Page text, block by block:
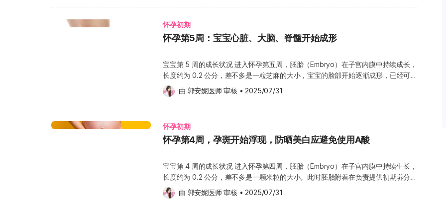
在产后自然消退。 大部分的怀孕期牙龈瘤最常出现在上排牙齿、靠近嘴唇一侧的区
域。除了怀孕初期因荷尔蒙变化所引起，这种牙龈增生也可能与口腔卫生有关，例如
牙菌斑累积、或配戴不合适的假牙等，都会增加出现妊娠期肉芽肿的风险。而且，即
使在怀孕期间进行切除治疗，这类牙龈瘤仍有可能再次复发。 一般来说，怀孕期的
出血，甚至影响到准妈妈的咀嚼或进食，就建议尽早向牙医求诊。 怀孕第 8 周的生
活与注意事项 建议准妈妈在怀孕初期，最好在第 1 周就进行一次详细的牙齿检查。
若在怀孕前已经有牙周病问题，进入孕期后病情可能会加剧。有研究指出，患有严重
牙周病的准妈妈，其早产风险比一般人高出约 8 倍。因此，怀孕前就应该把牙齿照
顾好，因为怀孕期间通常只能进行较为保守的治疗，避免对胎儿造成影响。 另外，
准妈妈会特别爱吃甜食，牙龈也容易出现发炎、肿胀和出血的情况。如果这时候忽略
了日常的口腔清洁，就会大大提高蛀牙和牙周问题的风险。 【上一周：怀孕第7周】
多数第一次怀孕的准妈妈通常要到怀孕第 12 周左右，肚子才会开始明显隆起，看起
来才会比较像大家印象中的孕妇。而“非新手妈咪”可能会比第一次怀孕时更早出现孕
第七周时，身体的负担会逐渐加重，孕吐的状况也可能变得更加严重，建议要做好心
理准备，因为在接下来的几周内，不适感可能会越来越明显。常见的症状与变化包括
乳房胀痛、恶心、头痛、疲倦、想吐，对食物的喜好出现明显改变，嗅觉变得更敏
这些反应令人不适，但多属怀孕初期的正常现象。 怀孕第 7 周的饮食原则 摄取叶酸
很重要 准妈妈除了要维持均衡饮食、摄取足够的营养之外，也要特别注意叶酸的摄
取。准备怀孕以及怀孕初期的女性每天应摄取 600 至 800 微克的叶酸，足够的叶酸
有助于胎儿神经管的正常发育，可显著降低宝宝出现脊柱裂（Spinal bifida）等神经
口，就像是破洞一样，导致宝宝的背部皮肤、肌肉、脊椎、脊髓膜及神经的发育出现
异常，可能造成肢体活动障碍、感觉功能缺失，甚至影响排尿与排便控制。这种神经
管缺陷在北美洲的发生率高达 5% 至 10%，因此准妈妈在怀孕初期摄取足够的叶
酸，对预防此类疾病非常关键。 叶酸的食物来源有菠菜、韭菜，柑橘类水果、动物
肉与骨骼系统的发育也正迅速展开，为未来的身体结构打下基础。 怀孕第 6 周的身
蒙快速变化，孕吐的状况可能会变得越来越明显，常见的症状包括月经未至、味觉改
变、容易感到恶心或呕吐，对于原本喜爱的食物突然感到排斥或没有食欲，甚至可能
会不时有轻微抽痛的感觉。 怀孕时期头发的变化 在孕期，女性体内的女性荷尔蒙
（又称雌激素）分泌量大幅上升，到了怀孕后期更是达到高峰，而雌激素具有促进毛
能会出现毛发增生的情况，头发也可能变得更浓密、更有光泽，颜色也显得更深更
月之间，毛发会开始停止生长，这是因为原本在孕期维持高浓度的雌激素在产后迅速
下降，导致大量毛囊同时进入退化期与休止期，因此造成明显的落发现象，这种现象
怀孕第 6 周的生活与注意事项 与医生讨论用药 若准妈妈此刻有在服用药物，建议务
必与开药的医生讨论，因为无论是处方药或非处方药，都有可能对宝宝产生不良影
响，切记不要因为想怀孕或已经怀孕就自行中断原本的用药疗程，必须在专业医事人
怀孕初期
怀孕第5周：宝宝心脏、大脑、脊髓开始成形
宝宝第 5 周的成长状况 进入怀孕第五周，胚胎（Embryo）在子宫内膜中持续成长，
长度约为 0.2 公分，差不多是一粒芝麻的大小，宝宝的脸部开始逐渐成形，已经可
以看见细小的鼻子，而眼睛要等到第 28 周左右才会睁开，此时宝宝的大脑、脊髓和
神经系统正以惊人的速度发育中，小小的心脏也正在成长，很快就会开始跳动，为宝
宝的生命旅程展开第一步。 此时的胚胎已经具备初步的血管系统，其中一束将会发
氧气透过胎盘输送到宝宝体内，同时也将宝宝新陈代谢产生的废物回送到妈妈体内，
由妈妈的排泄系统代为处理，是连接妈妈与宝宝的重要生命通道。 怀孕第 5 周的身
不大，不过此阶段体内的人类绒毛膜促性腺激素（Human chorionic
gonadotropin，简称 hCG）浓度会持续攀升，有些准妈妈尚未适应体内快速变化的
期常见的生理反应。（详情请读：怀孕第4周：孕斑初现，美白防晒禁用A酸） 早期
由 郭安妮医师 审核 • 2025/07/31
怀孕初期
怀孕第4周，孕斑开始浮现，防晒美白应避免使用A酸
宝宝第 4 周的成长状况 进入怀孕第四周，胚胎（Embryo）在子宫内膜中持续生长，
长度约为 0.2 公分，差不多是一颗米粒的大小。此时胚胎附着在负责提供初期养分
的卵黄囊（Yolk sac）上，直到约第八周胎盘成形后，才会接替卵黄囊的角色。胎盘
会嵌入子宫壁，成为妈妈与宝宝之间的重要桥梁，帮助宝宝从准妈妈的血液中获取营
由 郭安妮医师 审核 • 2025/07/31